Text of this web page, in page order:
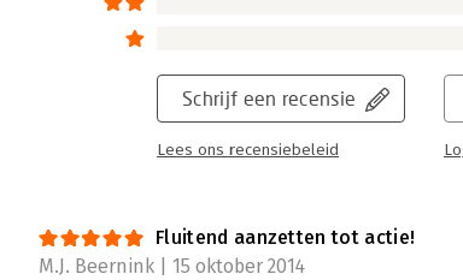
Schrijf een recensie
Lees ons recensiebeleid
Fluitend aanzetten tot actie!
M.J. Beernink | 15 oktober 2014